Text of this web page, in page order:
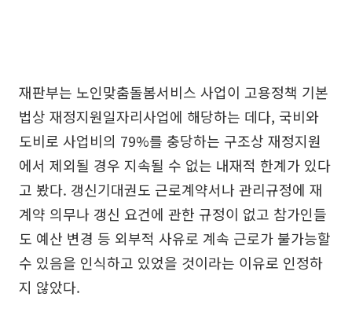
재판부는 노인맞춤돌봄서비스 사업이 고용정책 기본
법상 재정지원일자리사업에 해당하는 데다, 국비와
도비로 사업비의 79%를 충당하는 구조상 재정지원
에서 제외될 경우 지속될 수 없는 내재적 한계가 있다
고 봤다. 갱신기대권도 근로계약서나 관리규정에 재
계약 의무나 갱신 요건에 관한 규정이 없고 참가인들
도 예산 변경 등 외부적 사유로 계속 근로가 불가능할
수 있음을 인식하고 있었을 것이라는 이유로 인정하
지 않았다.